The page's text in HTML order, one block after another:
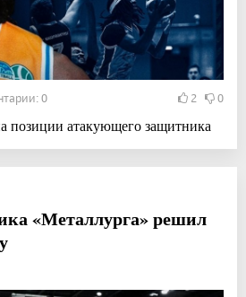
0 2 0
позиции атакующего защитника
«Металлурга» решил